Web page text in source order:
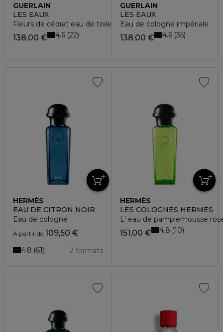
GUERLAIN
LES EAUX
Fleurs de cédrat eau de toilette
138,00 € 4.6 22
GUERLAIN
LES EAUX
Eau de cologne impériale
138,00 € 4.6 35
HERMÈS
EAU DE CITRON NOIR
Eau de cologne
À partir de 109,50 €
2 formats
4.8 61
HERMÈS
LES COLOGNES HERMÈS
L' eau de pamplemousse
151,00 € 4.8 10